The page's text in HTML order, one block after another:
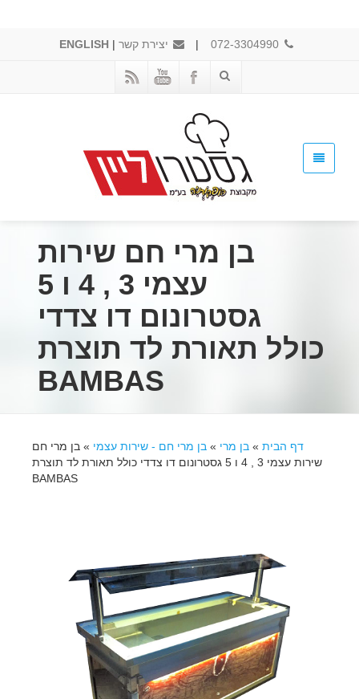
072-3304990
| יצירת קשר |
ENGLISH
בן מרי חם שירות
עצמי 3 , 4 ו 5
גסטרונום דו צדדי
כולל תאורת לד תוצרת
BAMBAS
דף הבית » בן מרי » בן מרי חם - שירות עצמי » בן מרי חם
שירות עצמי 3 , 4 ו 5 גסטרונום דו צדדי כולל תאורת לד תוצרת
BAMBAS